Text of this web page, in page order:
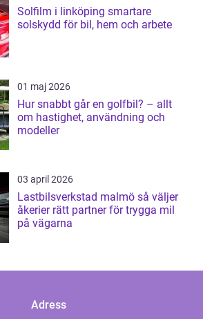
Solfilm i linköping smartare
solskydd för bil, hem och arbete
01 maj 2026
Hur snabbt går en golfbil? – allt
om hastighet, användning och
modeller
03 april 2026
Lastbilsverkstad malmö så väljer
åkerier rätt partner för trygga mil
på vägarna
Adress